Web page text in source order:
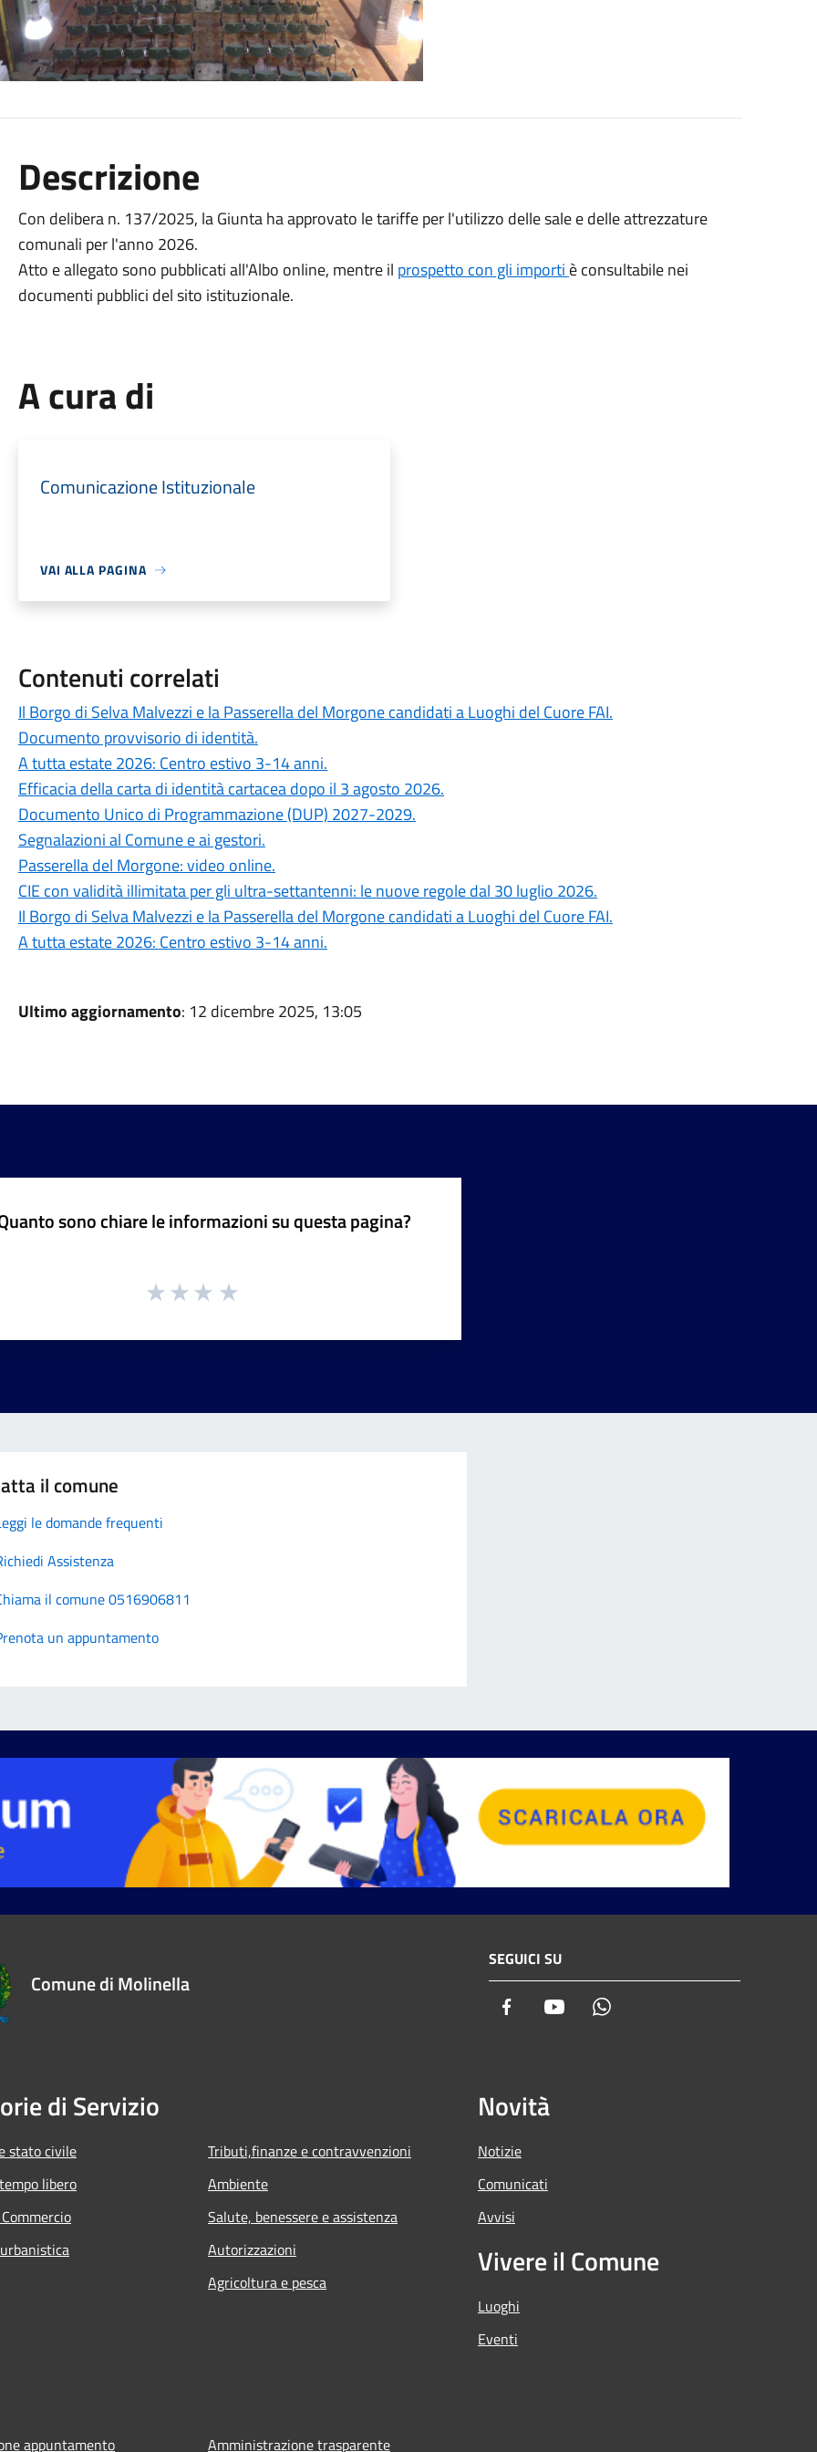
Descrizione
Con delibera n. 137/2025, la Giunta ha approvato le tariffe per l'utilizzo delle sale e delle attrezzature
comunali per l'anno 2026.
Atto e allegato sono pubblicati all'Albo online, mentre il prospetto con gli importi è consultabile nei
documenti pubblici del sito istituzionale.
A cura di
Comunicazione Istituzionale
VAI ALLA PAGINA
Contenuti correlati
Il Borgo di Selva Malvezzi e la Passerella del Morgone candidati a Luoghi del Cuore FAI.
Documento provvisorio di identità.
A tutta estate 2026: Centro estivo 3-14 anni.
Efficacia della carta di identità cartacea dopo il 3 agosto 2026.
Documento Unico di Programmazione (DUP) 2027-2029.
Segnalazioni al Comune e ai gestori.
Passerella del Morgone: video online.
CIE con validità illimitata per gli ultra-settantenni: le nuove regole dal 30 luglio 2026.
Il Borgo di Selva Malvezzi e la Passerella del Morgone candidati a Luoghi del Cuore FAI.
A tutta estate 2026: Centro estivo 3-14 anni.
Ultimo aggiornamento: 12 dicembre 2025, 13:05
sono chiare le informazioni su questa pagina?
il comune
le domande frequenti
Assistenza
il comune 0516906811
un appuntamento
Comune di Molinella
SEGUICI SU
Facebook Youtube
di Servizio
stato civile
libero
Tributi,finanze e contravvenzioni
Ambiente
Salute, benessere e assistenza
Autorizzazioni
Agricoltura e pesca
Novità
Notizie
Comunicati
Avvisi
Vivere il Comune
Luoghi
Eventi
appuntamento Amministrazione trasparente